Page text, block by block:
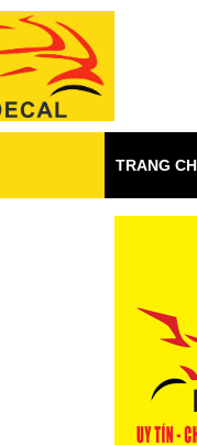
TRANG